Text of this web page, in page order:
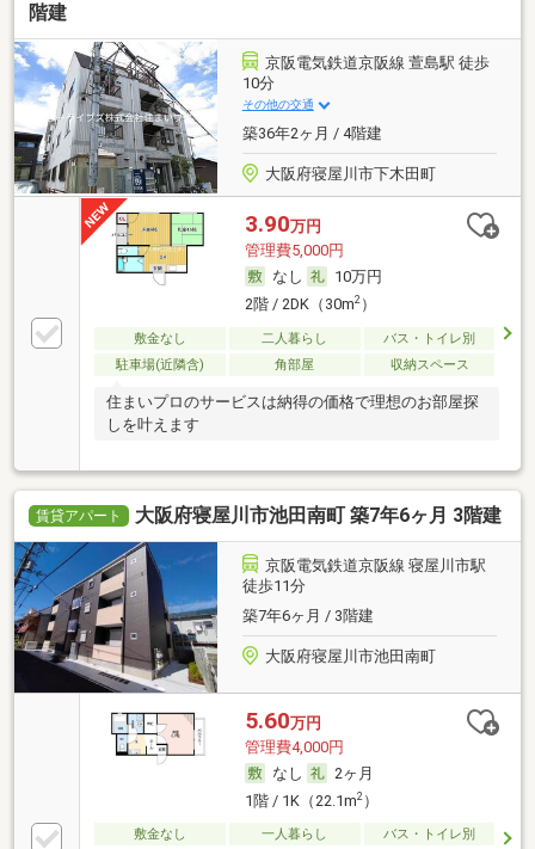
階建
京阪電気鉄道京阪線 萱島駅 徒歩
10分
その他の交通
築36年2ヶ月 / 4階建
大阪府寝屋川市下木田町
3.90万円
管理費5,000円
なし
10万円
2階 / 2DK（30m2）
敷金なし 二人暮らし
バス・トイレ別
駐車場(近隣含)
角部屋 収納スペース
住まいプロのサービスは納得の価格で理想のお部屋探
しを叶えます
賃貸アパート 大阪府寝屋川市池田南町 築7年6ヶ月 3階建
京阪電気鉄道京阪線 寝屋川市駅
徒歩11分
築7年6ヶ月 / 3階建
大阪府寝屋川市池田南町
5.60万円
管理費4,000円
なし
2ヶ月
1階 / 1K（22.1m2）
敷金なし 一人暮らし
バス・トイレ別